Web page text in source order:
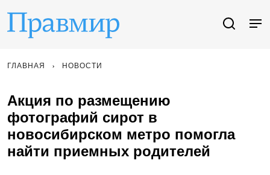
ГЛАВНАЯ НОВОСТИ
Акция по размещению
фотографий сирот в
новосибирском метро помогла
найти приемных родителей